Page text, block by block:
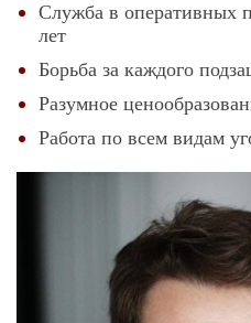
Служба в оперативных
лет
Борьба за каждого
Разумное
Работа по всем видам